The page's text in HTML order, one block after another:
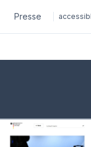
Presse